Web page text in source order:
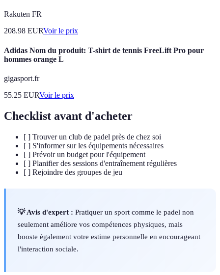
Rakuten FR
208.98 EURVoir le prix
Adidas Nom du produit: T-shirt de tennis FreeLift Pro pour
hommes orange L
gigasport.fr
55.25 EURVoir le prix
Checklist avant d'acheter
[ ] Trouver un club de padel près de chez soi
[ ] S'informer sur les équipements nécessaires
[ ] Prévoir un budget pour l'équipement
[ ] Planifier des sessions d'entraînement régulières
[ ] Rejoindre des groupes de jeu
💡 Avis d'expert : Pratiquer un sport comme le padel non
seulement améliore vos compétences physiques, mais
booste également votre estime personnelle en encourageant
l'interaction sociale.